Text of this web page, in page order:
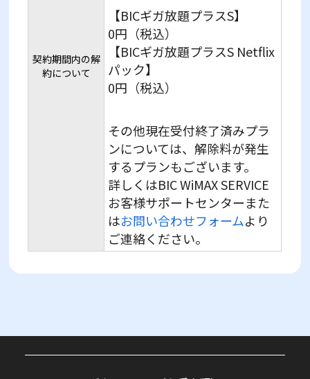
契約期間内の解
約について
【BICギガ放題プラスS】
0円（税込）
【BICギガ放題プラスS Netflix
パック】
0円（税込）
その他現在受付終了済みプラ
ンについては、解除料が発生
するプランもございます。
詳しくはBIC WiMAX SERVICE
お客様サポートセンターまた
はお問い合わせフォームより
ご連絡ください。